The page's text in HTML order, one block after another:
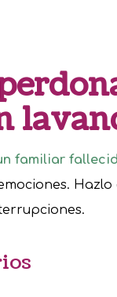
familiar